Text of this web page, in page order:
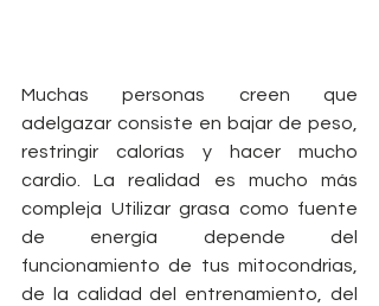
Muchas personas creen que
adelgazar consiste en bajar de peso,
restringir calorías y hacer mucho
cardio. La realidad es mucho más
compleja Utilizar grasa como fuente
de energía depende del
funcionamiento de tus mitocondrias,
de la calidad del entrenamiento, del